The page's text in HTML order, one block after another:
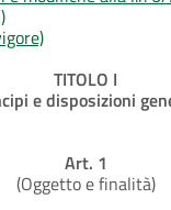
TITOLO I
e disposizioni
Art. 1
(Oggetto e finalità)